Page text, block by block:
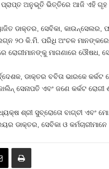
ପ୍ରାପ୍ତ ଅନୁଭୂତି ଭିତ୍ତିରେ ଆଜି ଏହି
ଡାକ୍ତର, ସେବିକା, କାଉନ୍ସେଲର,
୨୦ କି.ମି. ପରିଧି ଅଂଚଳ
ରୋଗୀମାନଙ୍କୁ ମାଗଣାରେ ଓୌଷଧ,
ଡାକ୍ତର ବବିତା ଭାରକେ କର୍କଟ
ସେନାପତି ଏବଂ ଜଣେ କର୍କଟ
ଶ୍ରୀ ସୁବ୍ରୋତୋ ବାଗ୍ଚୀ ଏବଂ
ଡାକ୍ତର, ସେବିକା ଓ